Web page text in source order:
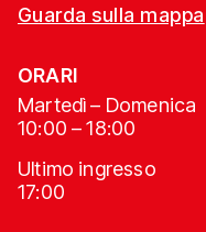
Guarda sulla mappa
ORARI
Martedì – Domenica
10:00 – 18:00
Ultimo ingresso
17:00